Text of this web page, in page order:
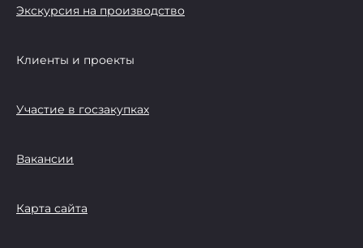
Экскурсия на производство
Клиенты и проекты
Участие в госзакупках
Вакансии
Карта сайта